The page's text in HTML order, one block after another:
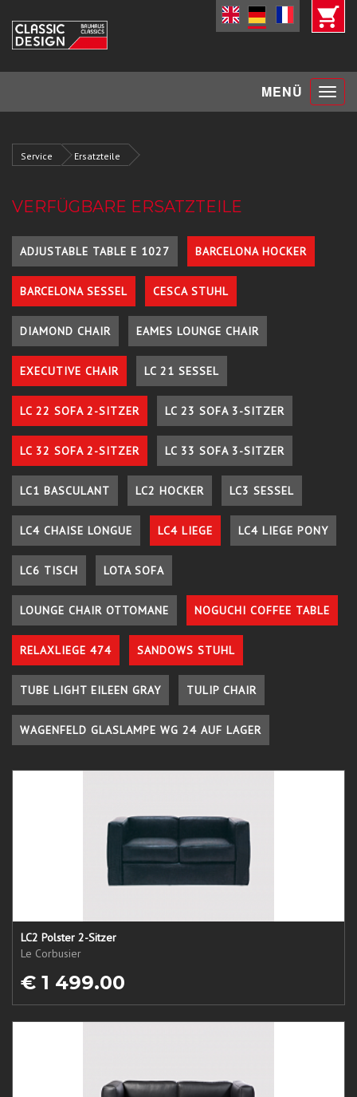
MENÜ Toggle
Service Ersatzteile
VERFÜGBARE ERSATZTEILE
ADJUSTABLE TABLE E 1027 BARCELONA HOCKER
BARCELONA SESSEL CESCA STUHL
DIAMOND CHAIR EAMES LOUNGE CHAIR
EXECUTIVE CHAIR LC 21 SESSEL
LC 22 SOFA 2-SITZER LC 23 SOFA 3-SITZER
LC 32 SOFA 2-SITZER LC 33 SOFA 3-SITZER
LC1 BASCULANT LC2 HOCKER LC3 SESSEL
LC4 CHAISE LONGUE LC4 LIEGE LC4 LIEGE PONY
LC6 TISCH LOTA SOFA
LOUNGE CHAIR OTTOMANE NOGUCHI COFFEE TABLE
RELAXLIEGE 474 SANDOWS STUHL
TUBE LIGHT EILEEN GRAY TULIP CHAIR
WAGENFELD GLASLAMPE WG 24 AUF LAGER
LC2 Polster 2-Sitzer
Le Corbusier
€ 1 499.00